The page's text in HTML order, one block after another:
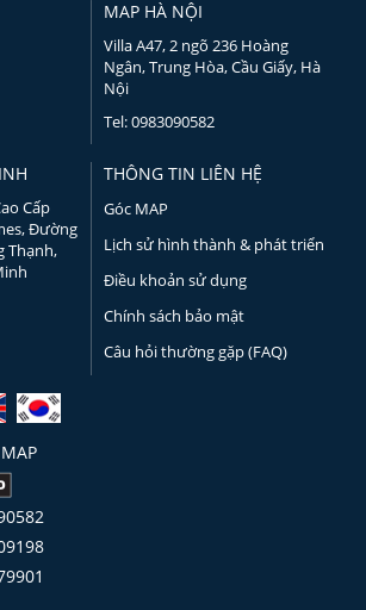
MAP HÀ NỘI
Villa A47, 2 ngõ 236 Hoàng
Ngân, Trung Hòa, Cầu Giấy, Hà
Nội
Tel: 0983090582
Cấp
Đường
Thạnh,
THÔNG TIN LIÊN HỆ
Góc MAP
Lịch sử hình thành & phát triển
Điều khoản sử dụng
Chính sách bảo mật
Câu hỏi thường gặp (FAQ)